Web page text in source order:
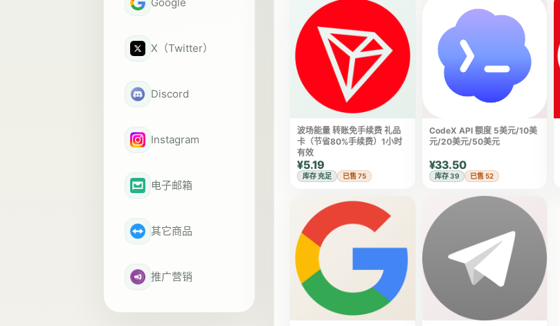
X（Twitter）
Discord
Instagram
电子邮箱
其它商品
推广营销
波场能量 转账免手续费 礼品
卡（节省80%手续费）1小时
有效
¥5.19
库存 充足 已售 75
CodeX API 额度 5美元/10美
元/20美元/50美元
¥33.50
库存 39 已售 52